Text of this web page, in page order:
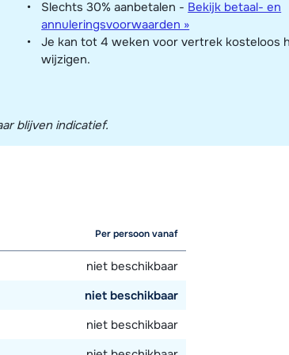
Slechts 30% aanbetalen - Bekijk betaal- en
annuleringsvoorwaarden »
Je kan tot 4 weken voor vertrek kosteloos
wijzigen.
blijven indicatief.
Per persoon vanaf
niet beschikbaar
niet beschikbaar
niet beschikbaar